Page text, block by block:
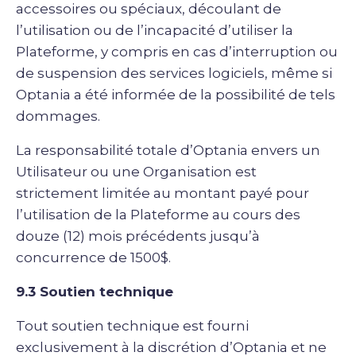
accessoires ou spéciaux, découlant de
l’utilisation ou de l’incapacité d’utiliser la
Plateforme, y compris en cas d’interruption ou
de suspension des services logiciels, même si
Optania a été informée de la possibilité de tels
dommages.
La responsabilité totale d’Optania envers un
Utilisateur ou une Organisation est
strictement limitée au montant payé pour
l’utilisation de la Plateforme au cours des
douze (12) mois précédents jusqu’à
concurrence de 1500$.
9.3 Soutien technique
Tout soutien technique est fourni
exclusivement à la discrétion d’Optania et ne